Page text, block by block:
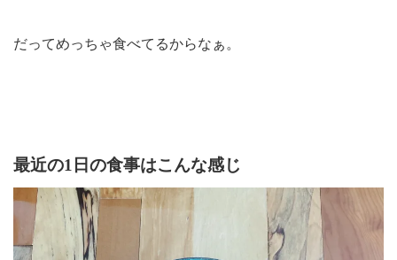
だってめっちゃ食べてるからなぁ。
最近の1日の食事はこんな感じ